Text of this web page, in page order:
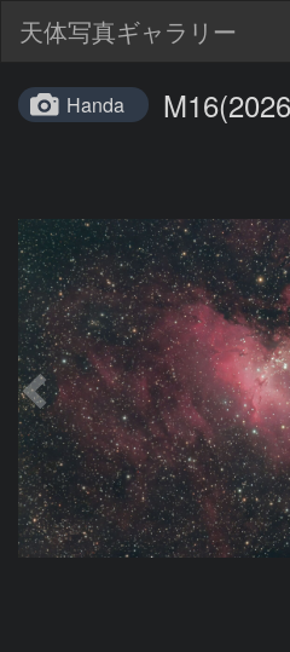
天体写真ギャラリー
Handa